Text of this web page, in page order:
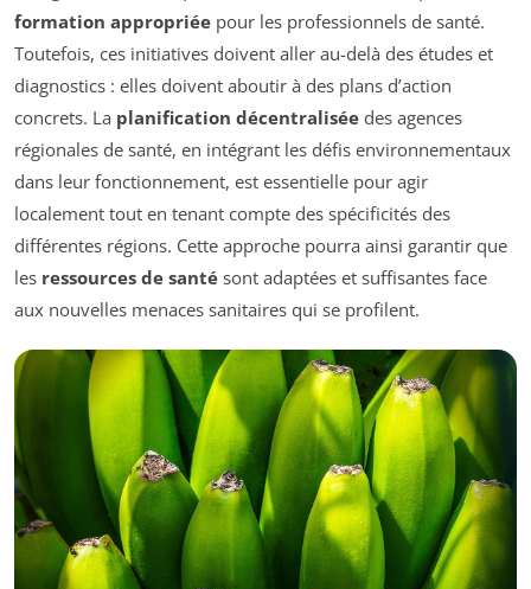
formation appropriée pour les professionnels de santé.
Toutefois, ces initiatives doivent aller au-delà des études et
diagnostics : elles doivent aboutir à des plans d’action
concrets. La planification décentralisée des agences
régionales de santé, en intégrant les défis environnementaux
dans leur fonctionnement, est essentielle pour agir
localement tout en tenant compte des spécificités des
différentes régions. Cette approche pourra ainsi garantir que
les ressources de santé sont adaptées et suffisantes face
aux nouvelles menaces sanitaires qui se profilent.